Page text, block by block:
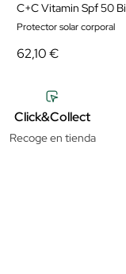
C+C Vitamin Spf 50
Protector solar corporal
62,10 €
Click&Collect
Recoge en tienda